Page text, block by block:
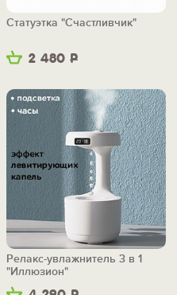
2 480 Р
Статуэтка "Счастливчик"
Релакс-увлажнитель 3 в 1
"Иллюзион"